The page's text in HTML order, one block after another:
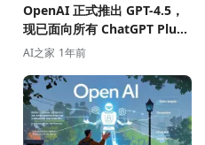
OpenAI 正式推出 GPT-4.5，
现已面向所有 ChatGPT Plus
用户开放
AI之家 1年前